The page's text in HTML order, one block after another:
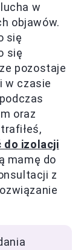
w
objawów.
się
się
pozostaje
w czasie
oraz
do izolacji
mamę do
z